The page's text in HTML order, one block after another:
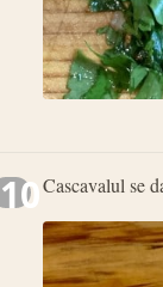
10Cascavalul se